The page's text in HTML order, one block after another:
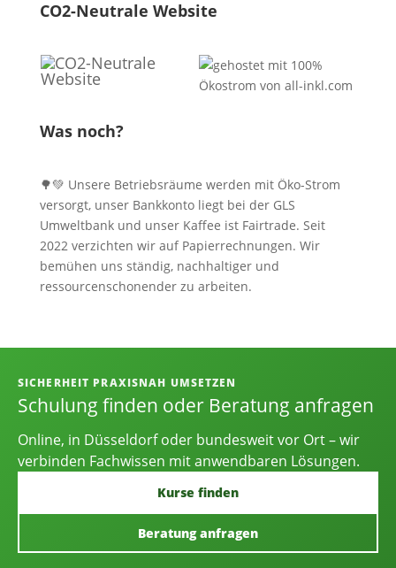
CO2-Neutrale Website
Was noch?
🌳💚 Unsere Betriebsräume werden mit Öko-Strom
versorgt, unser Bankkonto liegt bei der GLS
Umweltbank und unser Kaffee ist Fairtrade. Seit
2022 verzichten wir auf Papierrechnungen. Wir
bemühen uns ständig, nachhaltiger und
ressourcenschonender zu arbeiten.
Informationen, Kontakt und
SICHERHEIT PRAXISNAH UMSETZEN
Schulung finden oder Beratung anfragen
Online, in Düsseldorf oder bundesweit vor Ort – wir
verbinden Fachwissen mit anwendbaren Lösungen.
Kurse finden
Beratung anfragen